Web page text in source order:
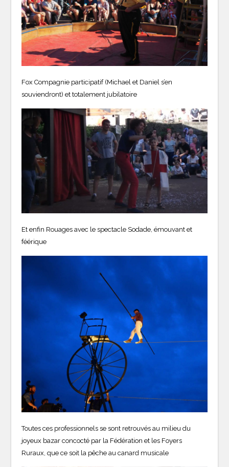
Fox Compagnie participatif (Michael et Daniel s’en
souviendront) et totalement jubilatoire
Et enfin Rouages avec le spectacle Sodade, émouvant et
féérique
Toutes ces professionnels se sont retrouvés au milieu du
joyeux bazar concocté par la Fédération et les Foyers
Ruraux, que ce soit la pêche au canard musicale